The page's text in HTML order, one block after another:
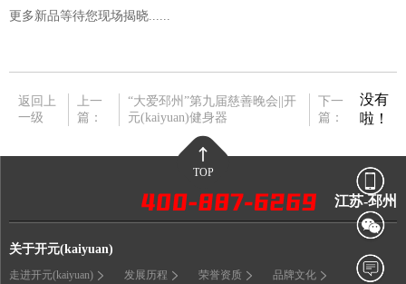
更多新品等待您现场揭晓......
返回上
一级
上一
篇：
“大爱邳州”第九届慈善晚会||开
元(kaiyuan)健身器
下一
篇：
没有
啦！
TOP
江苏-邳州
关于开元(kaiyuan)
走进开元(kaiyuan) 发展历程 荣誉资质 品牌文化